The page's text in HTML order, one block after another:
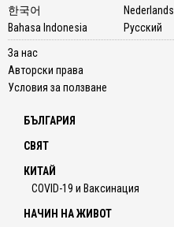
한국어
Bahasa Indonesia
Nederlands
Русский
За нас
Авторски права
Условия за ползване
БЪЛГАРИЯ
СВЯТ
КИТАЙ
COVID-19 и Ваксинация
НАЧИН НА ЖИВОТ